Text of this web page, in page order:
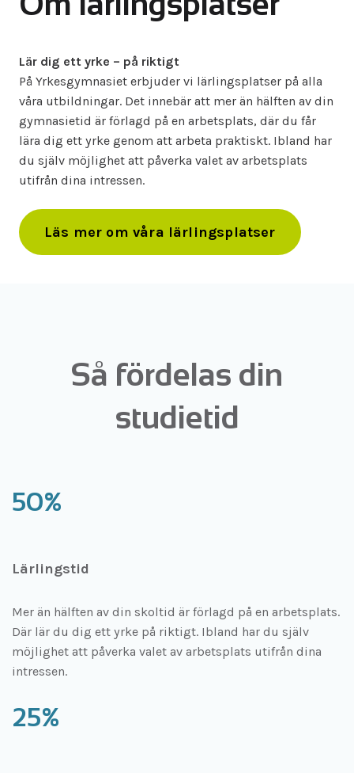
Lär dig ett yrke – på riktigt
På Yrkesgymnasiet erbjuder vi lärlingsplatser på alla
våra utbildningar. Det innebär att mer än hälften av din
gymnasietid är förlagd på en arbetsplats, där du får
lära dig ett yrke genom att arbeta praktiskt. Ibland har
du själv möjlighet att påverka valet av arbetsplats
utifrån dina intressen.
Läs mer om våra lärlingsplatser
Så fördelas din
studietid
50%
Lärlingstid
Mer än hälften av din skoltid är förlagd på en arbetsplats.
Där lär du dig ett yrke på riktigt. Ibland har du själv
möjlighet att påverka valet av arbetsplats utifrån dina
intressen.
25%